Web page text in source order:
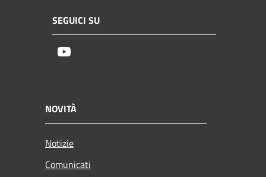
SEGUICI SU
NOVITÀ
Notizie
Comunicati